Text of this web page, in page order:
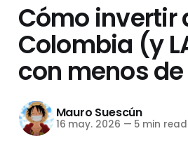
Cómo invertir
Colombia (y
con menos de
Mauro Suescún
16 may. 2026 — 5 min read